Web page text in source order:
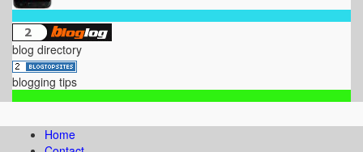
blog directory
blogging tips
Home